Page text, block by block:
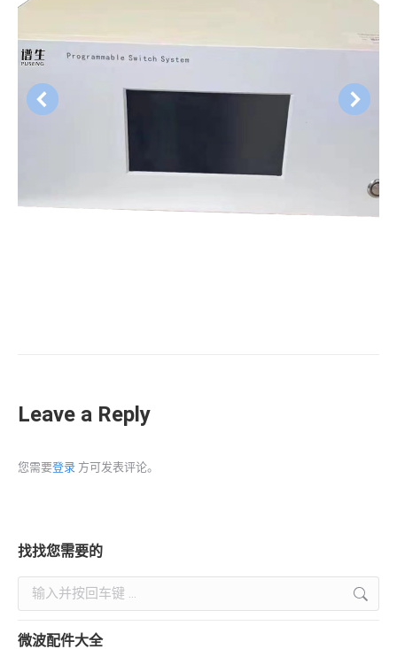
Leave a Reply
您需要登录 方可发表评论。
找找您需要的
Search:
微波配件大全